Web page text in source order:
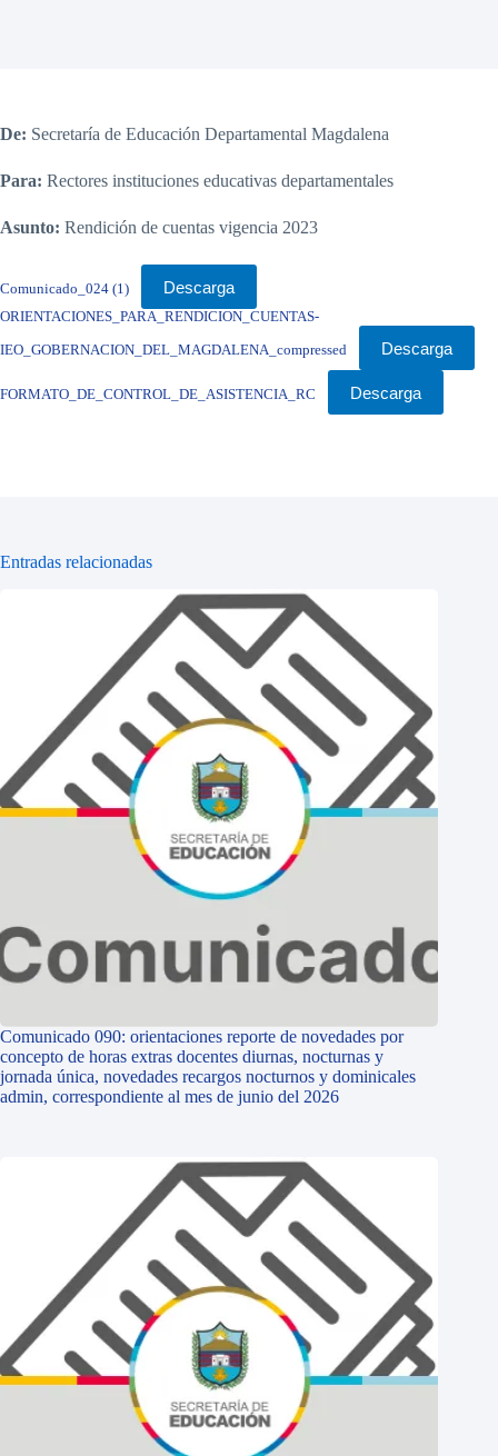
De: Secretaría de Educación Departamental Magdalena
Para: Rectores instituciones educativas departamentales
Asunto: Rendición de cuentas vigencia 2023
Comunicado_024 (1) Descarga
ORIENTACIONES_PARA_RENDICION_CUENTAS-
IEO_GOBERNACION_DEL_MAGDALENA_compressed Descarga
FORMATO_DE_CONTROL_DE_ASISTENCIA_RC Descarga
Entradas relacionadas
Comunicado 090: orientaciones reporte de novedades por
concepto de horas extras docentes diurnas, nocturnas y
jornada única, novedades recargos nocturnos y dominicales
admin, correspondiente al mes de junio del 2026